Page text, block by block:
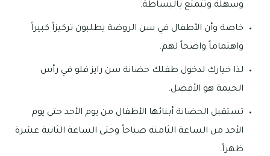
وسهلة وتتمتع بالبساطة.
خاصة وأن الأطفال في سن الروضة يطلبون تركيزاً كبيراً
واهتماماً واضحاً لهم.
لذا خيارك لدخول طفلك حضانة سن رايز فلو في رأس
الخيمة هو الأفضل.
تستقبل الحضانة أبنائها الأطفال من يوم الأحد حتى يوم
الأحد من الساعة الثامنة صباحاً وحتى الساعة الثانية عشرة
ظهراً.